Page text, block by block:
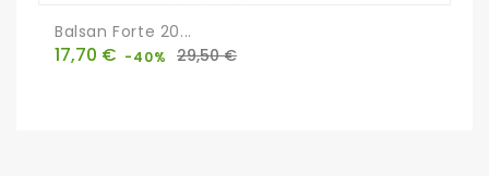
Balsan Forte 20...
Precio
17,70 € -40%
Precio
29,50 €